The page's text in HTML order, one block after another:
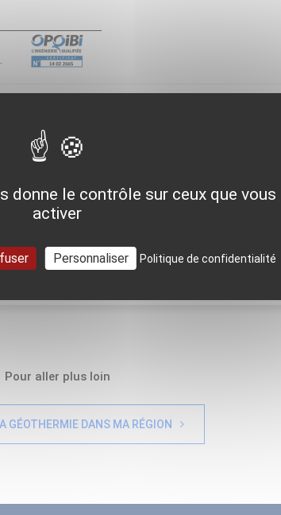
étude d'audit de 19 installations
de-France, en partenariat avec la Région
des installations étudiées.
Pour aller plus loin
GÉOTHERMIE DANS MA RÉGION
donne le contrôle sur ceux que
activer
Personnaliser Politique de confidentialité